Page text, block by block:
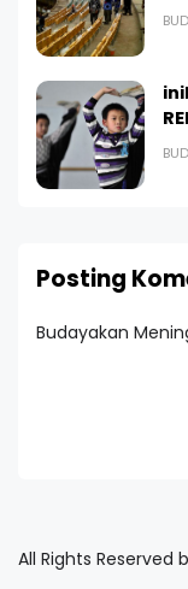
Posting
Budayakan
All Rights Reserved